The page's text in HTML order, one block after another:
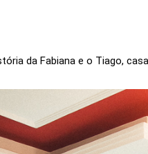
da Fabiana e o Tiago,